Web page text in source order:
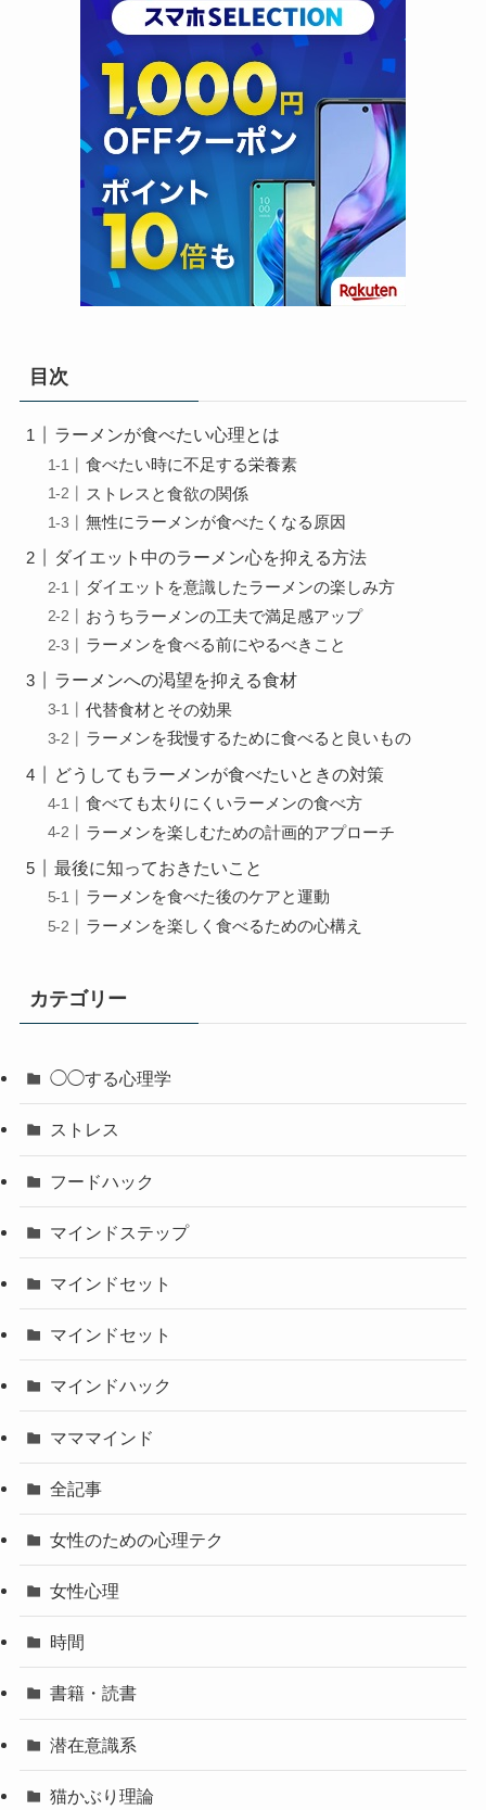
目次
ラーメンが食べたい心理とは
食べたい時に不足する栄養素
ストレスと食欲の関係
無性にラーメンが食べたくなる原因
ダイエット中のラーメン心を抑える方法
ダイエットを意識したラーメンの楽しみ方
おうちラーメンの工夫で満足感アップ
ラーメンを食べる前にやるべきこと
ラーメンへの渇望を抑える食材
代替食材とその効果
ラーメンを我慢するために食べると良いもの
どうしてもラーメンが食べたいときの対策
食べても太りにくいラーメンの食べ方
ラーメンを楽しむための計画的アプローチ
最後に知っておきたいこと
ラーメンを食べた後のケアと運動
ラーメンを楽しく食べるための心構え
カテゴリー
◯◯する心理学
ストレス
フードハック
マインドステップ
マインドセット
マインドセット
マインドハック
マママインド
全記事
女性のための心理テク
女性心理
時間
書籍・読書
潜在意識系
猫かぶり理論